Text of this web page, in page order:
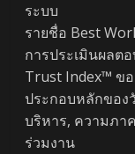
ระบบ
รายชื่อ Best
การประเมินผลต
Trust Index™ ข
ประกอบหลักของ
บริหาร, ความภา
ร่วมงาน